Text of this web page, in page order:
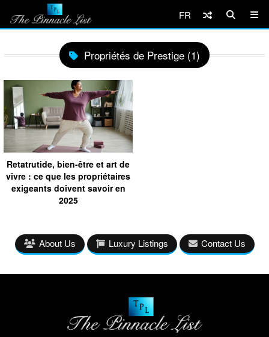
FR
Propriétés de Prestige (1)
Retatrutide, bien-être et art de
vivre : ce que les propriétaires
exigeants doivent savoir en
2025
About Us Luxury Listings Contact Us